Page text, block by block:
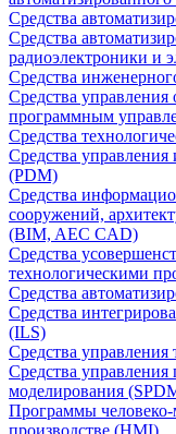
Средства
Средства
радиоэлектроники и
Средства
Средства
программным
Средства
Средства
(PDM)
Средства
сооружений,
(BIM, AEC CAD)
Средства
технологическими
Средства
Средства
(ILS)
Средства
Средства
моделирования
Программы
производстве (HMI)